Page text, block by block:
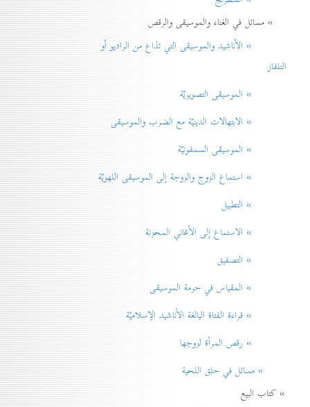
» مسائل في الغناء والموسيقى والرقص
» الأناشيد والموسيقی التي تذاع من الراديو أو
التلفاز
» الموسيقى التصويريّة
» الابتهالات الدينيّة مع الضرب والموسيقى
» الموسيقى السمفونيّة
» استماع الزوج والزوجة إلى الموسيقى اللهويّة
» التطبيل
» الاستماع إلى الأغاني المحزنة
» التصفيق
» المقياس في حرمة الموسيقی
» قراءة الفتاة البالغة الأناشيد الإسلاميّة
» رقص المرأة لزوجها
» مسائل في حلق اللحية
» كتاب البيع